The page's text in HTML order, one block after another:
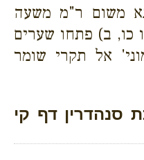
משום ר"מ משעה
כו, ב) פתחו שערים
אל תקרי שומר
סנהדרין דף קי